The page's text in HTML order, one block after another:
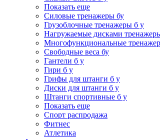
Показать еще
Силовые тренажеры бу
Грузоблочные тренажеры б у
Нагружаемые дисками
Многофункциональные
Свободные веса бу
Гантели б у
Гири б у
Грифы для штанги б у
Диски для штанги б у
Штанги спортивные б у
Показать еще
Спорт распродажа
Фитнес
Атлетика